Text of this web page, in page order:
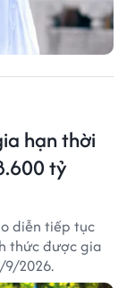
hạn thời
tỷ
diễn tiếp tục
thức được gia
2026.